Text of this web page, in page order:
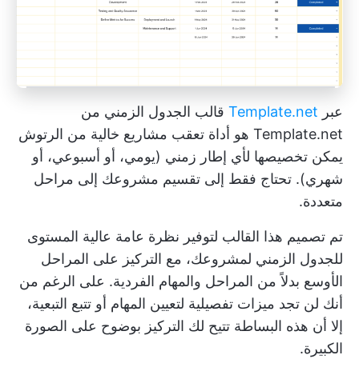
عبر Template.net قالب الجدول الزمني من
Template.net هو أداة تعقب مشاريع خالية من الرتوش
يمكن تخصيصها لأي إطار زمني (يومي، أو أسبوعي، أو
شهري). تحتاج فقط إلى تقسيم مشروعك إلى مراحل
متعددة.
تم تصميم هذا القالب لتوفير نظرة عامة عالية المستوى
للجدول الزمني لمشروعك، مع التركيز على المراحل
الأوسع بدلاً من المراحل والمهام الفردية. على الرغم من
أنك لن تجد ميزات تفصيلية لتعيين المهام أو تتبع التبعية،
إلا أن هذه البساطة تتيح لك التركيز بوضوح على الصورة
الكبيرة.